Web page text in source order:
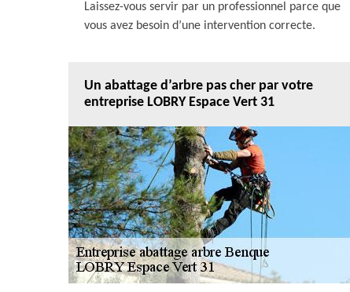
Laissez-vous servir par un professionnel parce que
vous avez besoin d’une intervention correcte.
Un abattage d’arbre pas cher par votre
entreprise LOBRY Espace Vert 31